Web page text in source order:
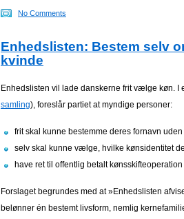
No Comments
Enhedslisten: Bestem selv
kvinde
Enhedslisten vil lade danskerne frit vælge køn. I
samling), foreslår partiet at myndige personer:
frit skal kunne bestemme deres fornavn
selv skal kunne vælge, hvilke kønsidentitet
have ret til offentlig betalt
Forslaget begrundes med at »Enhedslisten
belønner én bestemt livsform, nemlig